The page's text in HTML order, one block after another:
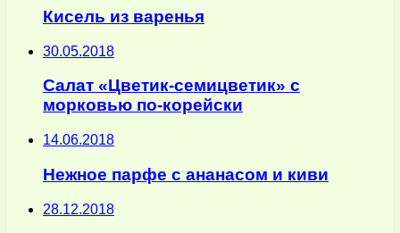
Кисель из варенья
30.05.2018
Салат «Цветик-семицветик» с
морковью по-корейски
14.06.2018
Нежное парфе с ананасом и киви
28.12.2018